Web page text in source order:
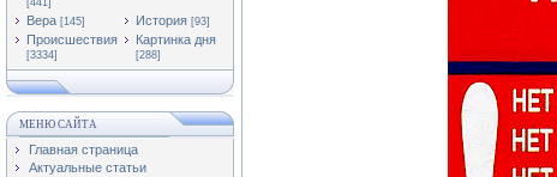
[441]
Вера [145] История [93]
Происшествия
[3334]
Картинка дня
[288]
МЕНЮ САЙТА
Главная страница
Актуальные статьи